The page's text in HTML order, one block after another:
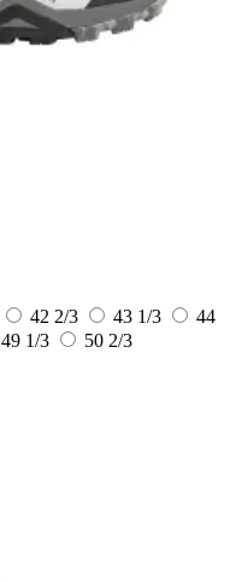
42 2/3 43 1/3
44
49 1/3
50 2/3